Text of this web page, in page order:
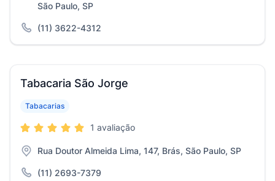
São Paulo, SP
(11) 3622-4312
Tabacaria São Jorge
Tabacarias
1 avaliação
Rua Doutor Almeida Lima, 147, Brás, São Paulo, SP
(11) 2693-7379